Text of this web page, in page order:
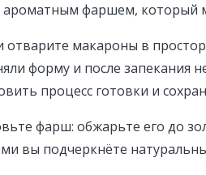
фаршем, который
отварите макароны в
форму и после
процесс готовки и
фарш: обжарьте его до
вы подчеркнёте